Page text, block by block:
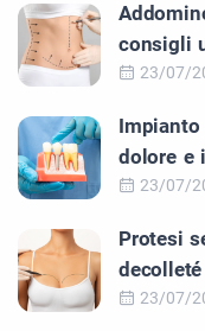
consigli
23/07/
Impianto
dolore e
23/07/
Protesi
23/07/